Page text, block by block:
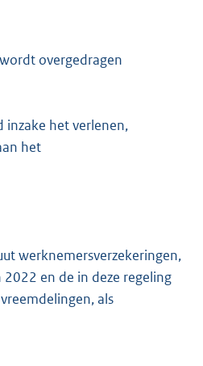
overgedragen
inzake het verlenen,
het
werknemersverzekeringen,
en de in deze regeling
als